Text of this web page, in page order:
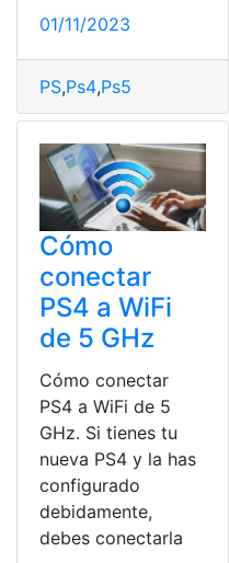
01/11/2023
PS,Ps4,Ps5
Cómo
conectar
PS4 a WiFi
de 5 GHz
Cómo conectar
PS4 a WiFi de 5
GHz. Si tienes tu
nueva PS4 y la has
configurado
debidamente,
debes conectarla